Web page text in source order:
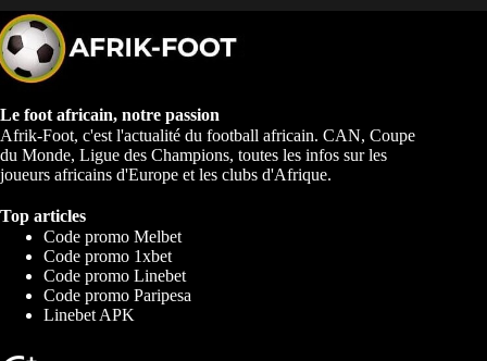
Le foot africain, notre passion
Afrik-Foot, c'est l'actualité du football africain. CAN, Coupe
du Monde, Ligue des Champions, toutes les infos sur les
joueurs africains d'Europe et les clubs d'Afrique.
Top articles
Code promo Melbet
Code promo 1xbet
Code promo Linebet
Code promo Paripesa
Linebet APK